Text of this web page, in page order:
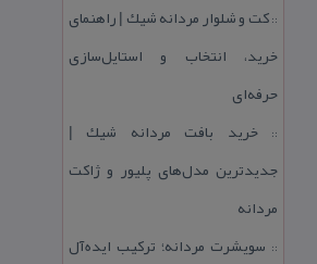
::كت و شلوار مردانه شیك | راهنمای
خرید، انتخاب و استایل‌سازی
حرفه‌ای
::خرید بافت مردانه شیك |
جدیدترین مدل‌های پلیور و ژاكت
مردانه
:: سویشرت مردانه؛ تركیب ایده‌آل